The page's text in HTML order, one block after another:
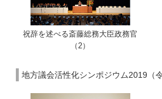
祝辞を述べる斎藤総務大臣政務官
（2）
地方議会活性化シンポジウム2019（